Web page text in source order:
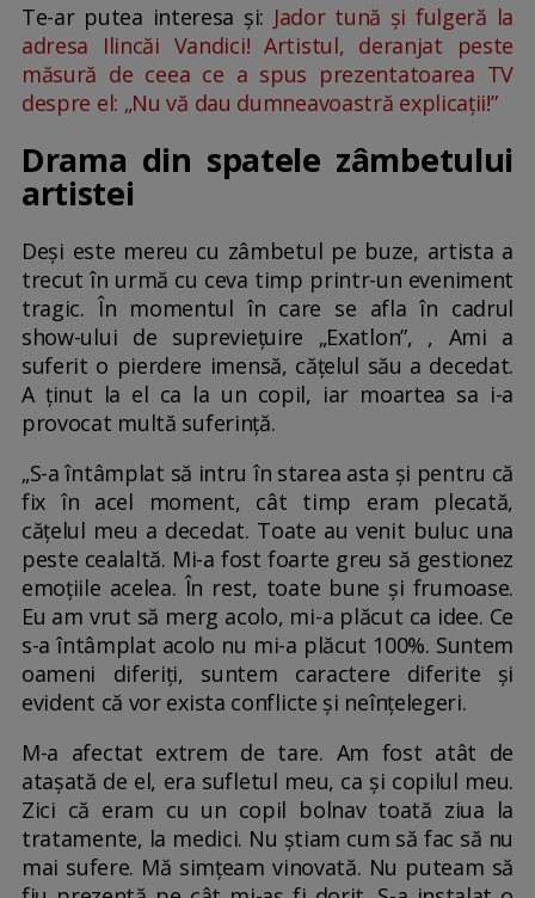
Te-ar putea interesa și: Jador tună și fulgeră la
adresa Ilincăi Vandici! Artistul, deranjat peste
măsură de ceea ce a spus prezentatoarea TV
despre el: „Nu vă dau dumneavoastră explicații!”
Drama din spatele zâmbetului
artistei
Deși este mereu cu zâmbetul pe buze, artista a
trecut în urmă cu ceva timp printr-un eveniment
tragic. În momentul în care se afla în cadrul
show-ului de supreviețuire „Exatlon”, , Ami a
suferit o pierdere imensă, cățelul său a decedat.
A ținut la el ca la un copil, iar moartea sa i-a
provocat multă suferință.
„S-a întâmplat să intru în starea asta și pentru că
fix în acel moment, cât timp eram plecată,
cățelul meu a decedat. Toate au venit buluc una
peste cealaltă. Mi-a fost foarte greu să gestionez
emoțiile acelea. În rest, toate bune și frumoase.
Eu am vrut să merg acolo, mi-a plăcut ca idee. Ce
s-a întâmplat acolo nu mi-a plăcut 100%. Suntem
oameni diferiți, suntem caractere diferite și
evident că vor exista conflicte și neînțelegeri.
M-a afectat extrem de tare. Am fost atât de
atașată de el, era sufletul meu, ca și copilul meu.
Zici că eram cu un copil bolnav toată ziua la
tratamente, la medici. Nu știam cum să fac să nu
mai sufere. Mă simțeam vinovată. Nu puteam să